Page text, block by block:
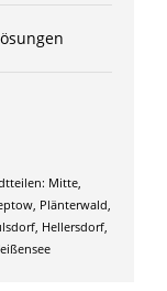
Mitte,
Plänterwald,
Hellersdorf,